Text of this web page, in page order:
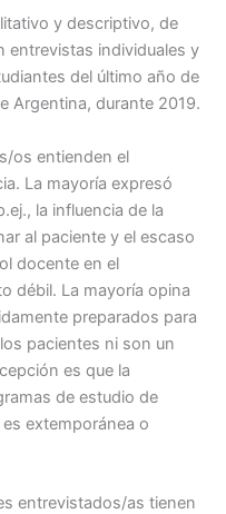
y descriptivo, de
entrevistas individuales y
del último año de
Argentina, durante 2019.
os entienden el
La mayoría expresó
la influencia de la
al paciente y el escaso
docente en el
débil. La mayoría opina
preparados para
pacientes ni son un
es que la
de estudio de
extemporánea o
entrevistados/as tienen